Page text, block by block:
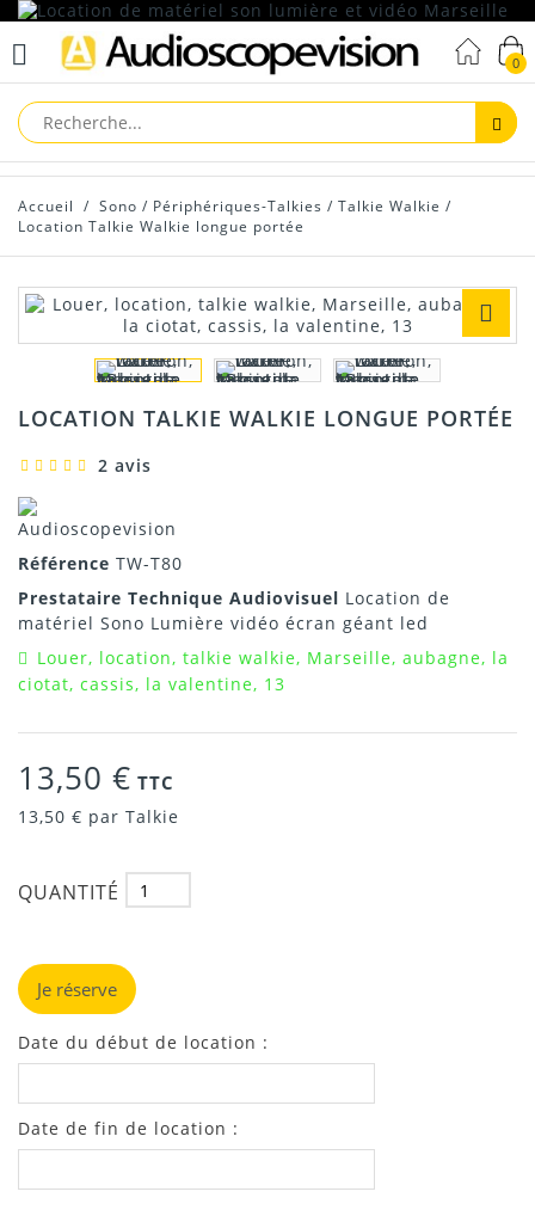
0
Accueil / Sono / Périphériques-Talkies / Talkie Walkie /
Location Talkie Walkie longue portée
LOCATION TALKIE WALKIE LONGUE PORTÉE
2 avis
Référence TW-T80
Prestataire Technique Audiovisuel Location de
matériel Sono Lumière vidéo écran géant led
Louer, location, talkie walkie, Marseille, aubagne, la
ciotat, cassis, la valentine, 13
13,50 € TTC
13,50 € par Talkie
QUANTITÉ
Je réserve
Date du début de location :
Date de fin de location :